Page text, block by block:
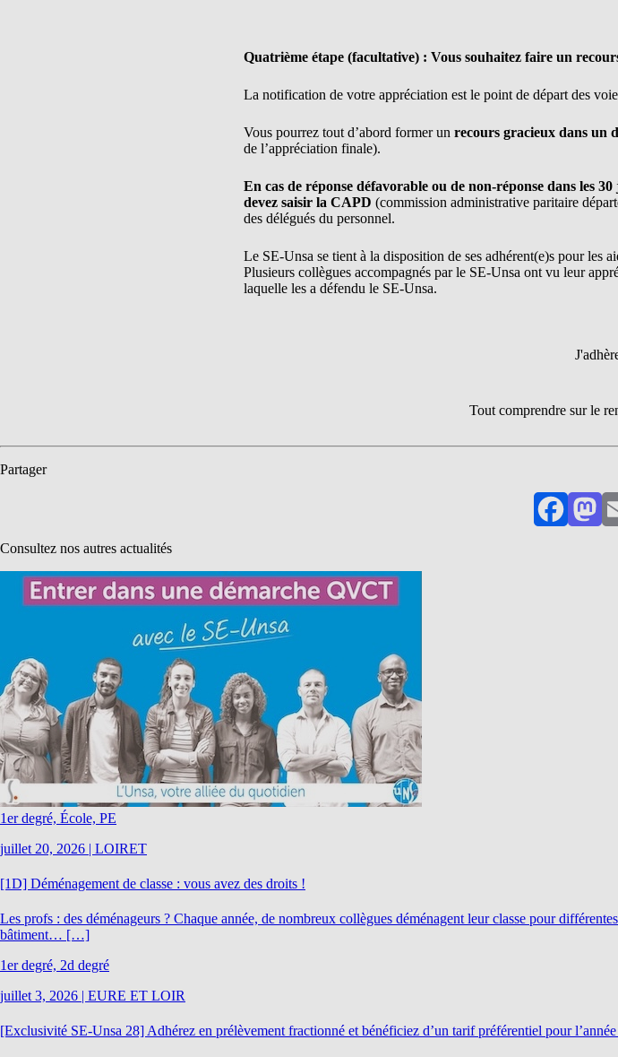
Quatrième étape (facultative) : Vous souhaitez faire un
La notification de votre appréciation est le point de départ des
Vous pourrez tout d’abord former un recours gracieux dans un
de l’appréciation finale).
En cas de réponse défavorable ou de non-réponse dans les
devez saisir la CAPD (commission administrative paritaire
des délégués du personnel.
Le SE-Unsa se tient à la disposition de ses adhérent(e)s pour les
Plusieurs collègues accompagnés par le SE-Unsa ont vu leur
laquelle les a défendu le SE-Unsa.
Tout comprendre sur le
Partager
Facebook
Consultez nos autres actualités
1er degré, École, PE
juillet 20, 2026 | LOIRET
[1D] Déménagement de classe : vous avez des droits !
Les profs : des déménageurs ? Chaque année, de nombreux collègues déménagent leur classe pour
bâtiment… […]
1er degré, 2d degré
juillet 3, 2026 | EURE ET LOIR
[Exclusivité SE-Unsa 28] Adhérez en prélèvement fractionné et bénéficiez d’un tarif préférentiel pour